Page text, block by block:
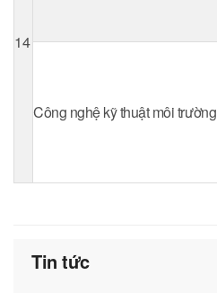
14
Công nghệ kỹ thuật môi trường
Tin tức